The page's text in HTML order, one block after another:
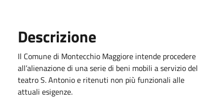
Descrizione
Il Comune di Montecchio Maggiore intende procedere
all’alienazione di una serie di beni mobili a servizio del
teatro S. Antonio e ritenuti non più funzionali alle
attuali esigenze.